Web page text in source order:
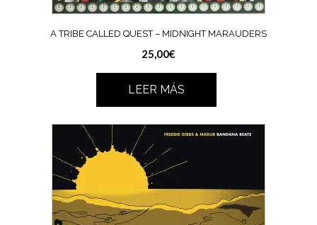
A TRIBE CALLED QUEST ‎– MIDNIGHT MARAUDERS
25,00€
LEER MÁS